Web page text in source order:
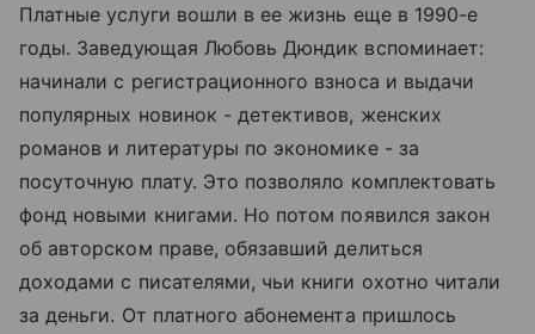
Платные услуги вошли в ее жизнь еще в 1990-е
годы. Заведующая Любовь Дюндик вспоминает:
начинали с регистрационного взноса и выдачи
популярных новинок - детективов, женских
романов и литературы по экономике - за
посуточную плату. Это позволяло комплектовать
фонд новыми книгами. Но потом появился закон
об авторском праве, обязавший делиться
доходами с писателями, чьи книги охотно читали
за деньги. От платного абонемента пришлось